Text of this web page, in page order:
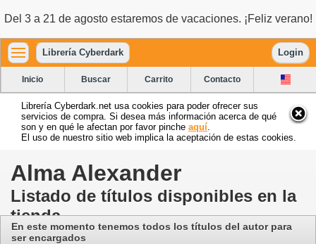
Del 3 a 21 de agosto estaremos de vacaciones. ¡Feliz verano!
Librería Cyberdark Login
Inicio Buscar Carrito Contacto
Librería Cyberdark.net usa cookies para poder ofrecer sus
servicios de compra. Si desea más información acerca de qué
son y en qué le afectan por favor pinche aquí
El uso de nuestro sitio web implica la aceptación de estas cookies.
Alma Alexander
Listado de títulos disponibles en la
tienda
En este momento tenemos todos los títulos del autor para
ser encargados